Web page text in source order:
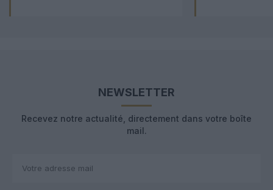
NEWSLETTER
Recevez notre actualité, directement dans votre boîte
mail.